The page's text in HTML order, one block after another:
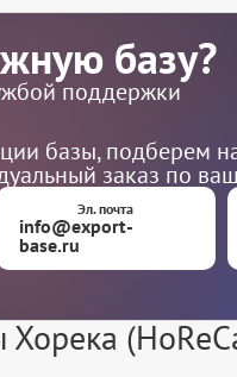
базу?
поддержки
базы, подберем
заказ по
Эл. почта
info@export-
base.ru